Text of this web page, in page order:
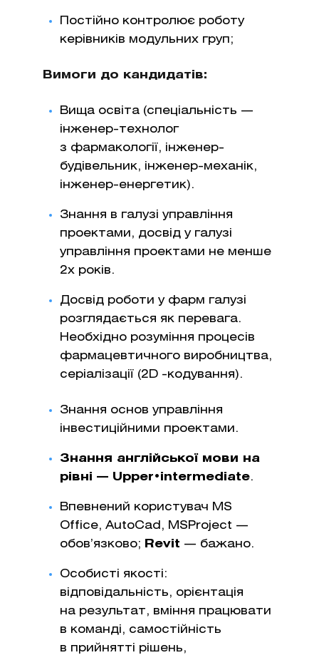
Постійно контролює роботу
керівників модульних груп;
Вимоги до кандидатів:
Вища освіта (спеціальність —
інженер-технолог
з фармакології, інженер-
будівельник, інженер-механік,
інженер-енергетик).
Знання в галузі управління
проектами, досвід у галузі
управління проектами не менше
2х років.
Досвід роботи у фарм галузі
розглядається як перевага.
Необхідно розуміння процесів
фармацевтичного виробництва,
серіалізації (2D -кодування).
Знання основ управління
інвестиційними проектами.
Знання англійської мови на
рівні — Upper•intermediate.
Впевнений користувач MS
Office, AutoCad, MSProject —
обов’язково;
Revit — бажано.
Особисті якості:
відповідальність, орієнтація
на результат, вміння працювати
в команді, самостійність
в прийнятті рішень,